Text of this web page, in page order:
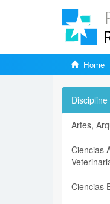
Home
Discipline
Artes,
Ciencias
Ciencias